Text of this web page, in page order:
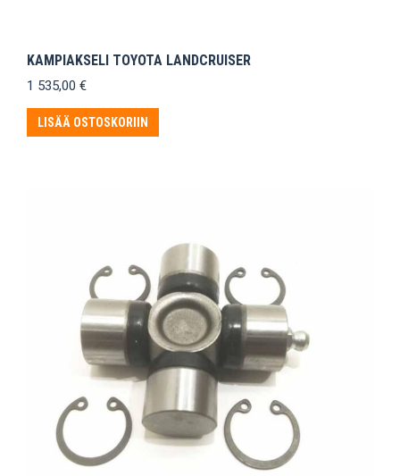
KAMPIAKSELI TOYOTA LANDCRUISER
1 535,00 €
LISÄÄ OSTOSKORIIN